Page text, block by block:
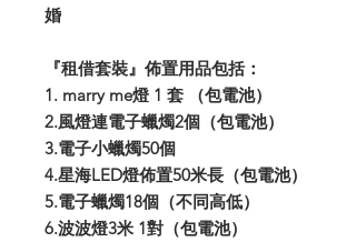
婚
『租借套裝』佈置用品包括：
1. marry me燈 1 套 （包電池）
2.風燈連電子蠟燭2個（包電池）
3.電子小蠟燭50個
4.星海LED燈佈置50米長（包電池）
5.電子蠟燭18個（不同高低）
6.波波燈3米 1對（包電池）